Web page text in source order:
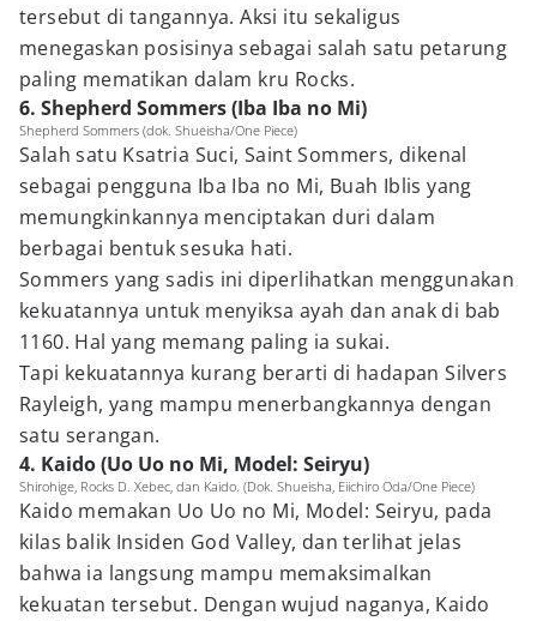
tersebut di tangannya. Aksi itu sekaligus
menegaskan posisinya sebagai salah satu petarung
paling mematikan dalam kru Rocks.
6. Shepherd Sommers (Iba Iba no Mi)
Shepherd Sommers (dok. Shueisha/One Piece)
Salah satu Ksatria Suci, Saint Sommers, dikenal
sebagai pengguna Iba Iba no Mi, Buah Iblis yang
memungkinkannya menciptakan duri dalam
berbagai bentuk sesuka hati.
Sommers yang sadis ini diperlihatkan menggunakan
kekuatannya untuk menyiksa ayah dan anak di bab
1160. Hal yang memang paling ia sukai.
Tapi kekuatannya kurang berarti di hadapan Silvers
Rayleigh, yang mampu menerbangkannya dengan
satu serangan.
4. Kaido (Uo Uo no Mi, Model: Seiryu)
Shirohige, Rocks D. Xebec, dan Kaido. (Dok. Shueisha, Eiichiro Oda/One Piece)
Kaido memakan Uo Uo no Mi, Model: Seiryu, pada
kilas balik Insiden God Valley, dan terlihat jelas
bahwa ia langsung mampu memaksimalkan
kekuatan tersebut. Dengan wujud naganya, Kaido